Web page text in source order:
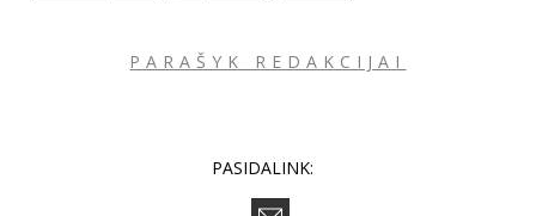
Jūs sutinkate su
taisyklėmis
PARAŠYK REDAKCIJAI
PASIDALINK: